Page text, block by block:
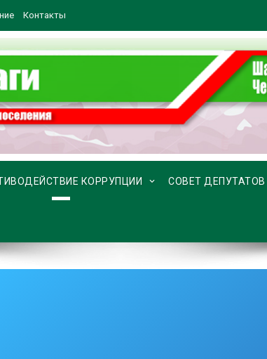
Контакты
КОРРУПЦИИ СОВЕТ ДЕПУТАТОВ